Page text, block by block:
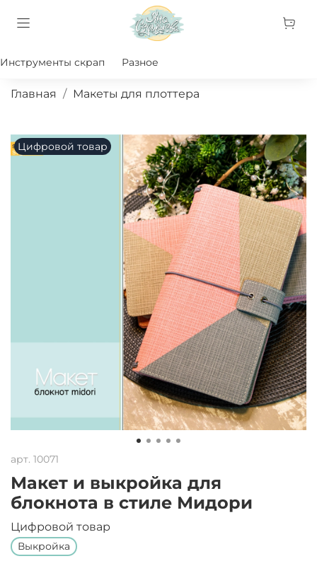
Инструменты скрап Разное
Главная Макеты для плоттера
Цифровой товар
арт. 10071
Макет и выкройка для
блокнота в стиле Мидори
Цифровой товар
Выкройка